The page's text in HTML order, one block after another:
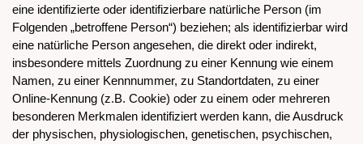
eine identifizierte oder identifizierbare natürliche Person (im
Folgenden „betroffene Person“) beziehen; als identifizierbar wird
eine natürliche Person angesehen, die direkt oder indirekt,
insbesondere mittels Zuordnung zu einer Kennung wie einem
Namen, zu einer Kennnummer, zu Standortdaten, zu einer
Online-Kennung (z.B. Cookie) oder zu einem oder mehreren
besonderen Merkmalen identifiziert werden kann, die Ausdruck
der physischen, physiologischen, genetischen, psychischen,